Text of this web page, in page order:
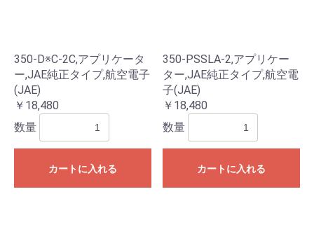
350-D※C-2C,アプリケータ
ー,JAE純正タイプ,航空電子
(JAE)
￥18,480
数量
カートに入れる
350-PSSLA-2,アプリケー
ター,JAE純正タイプ,航空電
子(JAE)
￥18,480
数量
カートに入れる